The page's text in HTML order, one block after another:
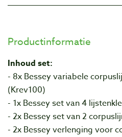
Productinformatie
Inhoud set:
- 8x Bessey variabele
(Krev100)
- 1x Bessey set van 4
- 2x Bessey set van 2
- 2x Bessey verlenging voor